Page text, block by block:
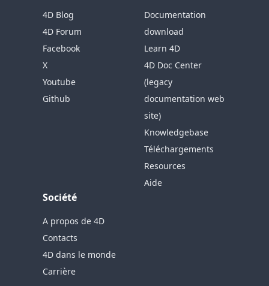
4D Blog
4D Forum
Facebook
X
Youtube
Github
Documentation
download
Learn 4D
4D Doc Center
(legacy
documentation web
site)
Knowledgebase
Téléchargements
Resources
Aide
Société
A propos de 4D
Contacts
4D dans le monde
Carrière